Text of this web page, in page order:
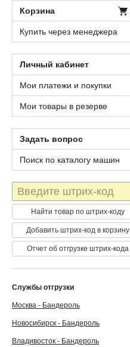
Корзина
Купить через менеджера
Личный кабинет
Мои платежи и покупки
Мои товары в резерве
Задать вопрос
Поиск по каталогу машин
Штрих-
код
Найти товар по штрих-коду
Добавить штрих-код в корзину
Отчет об отгрузке штрих-кода
Службы отгрузки
Москва - Бандероль
Новосибирск - Бандероль
Владивосток - Бандероль